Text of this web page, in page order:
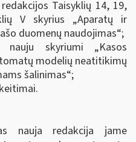
Taisyklių 14, 19,
V skyrius „Aparatų ir
duomenų naudojimas“;
nauju skyriumi „Kasos
modelių neatitikimų
šalinimas“;
nauja redakcija jame